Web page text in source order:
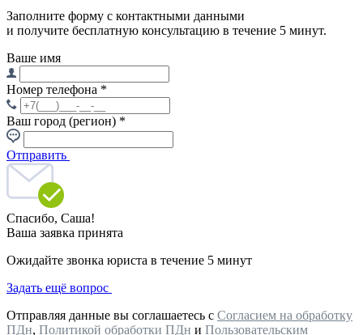
Заполните форму с контактными данными
и получите бесплатную консультацию в течение 5 минут.
Ваше имя
Номер телефона *
Ваш город (регион) *
Отправить
Спасибо, Саша!
Ваша заявка принята
Ожидайте звонка юриста в течение 5 минут
Задать ещё вопрос
Отправляя данные вы соглашаетесь с Согласием на обработку
ПДн, Политикой обработки ПДн и Пользовательским